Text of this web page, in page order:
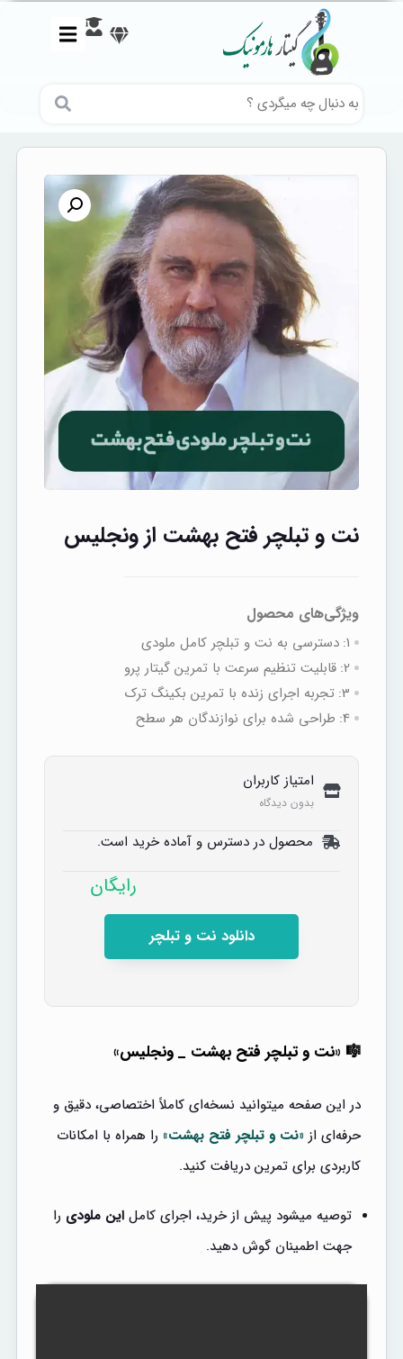
نت و تبلچر فتح بهشت از ونجلیس
ویژگی‌های محصول
1: دسترسی به نت‌ و تبلچر کامل ملودی
2: قابلیت تنظیم سرعت با تمرین گیتار پرو
3: تجربه اجرای زنده با تمرین بکینگ‌ ترک
4: طراحی شده برای نوازندگان هر سطح
امتیاز کاربران
بدون دیدگاه
محصول در دسترس و آماده خرید است.
رایگان
دانلود نت و تبلچر
🎼 «نت و تبلچر فتح بهشت _ ونجلیس»
در این صفحه میتوانید نسخه‌ای کاملاً اختصاصی، دقیق و
حرفه‌ای از «نت و تبلچر فتح بهشت» را همراه با امکانات
کاربردی برای تمرین دریافت کنید.
توصیه میشود پیش از خرید، اجرای کامل این ملودی را
جهت اطمینان گوش دهید.